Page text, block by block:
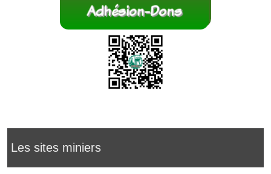
Les sites miniers